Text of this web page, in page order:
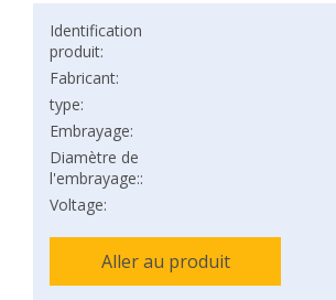
Identification
produit:
Fabricant:
type:
Embrayage:
Diamètre de
l'embrayage::
Voltage:
Aller au produit